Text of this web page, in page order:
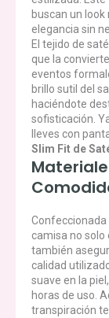
buscan un
elegancia sin
El tejido de
que la
eventos
brillo sutil del
haciéndote
sofisticación.
lleves con
Slim Fit de
Confeccionada
camisa no
también
calidad
suave en la
horas de uso.
transpiración